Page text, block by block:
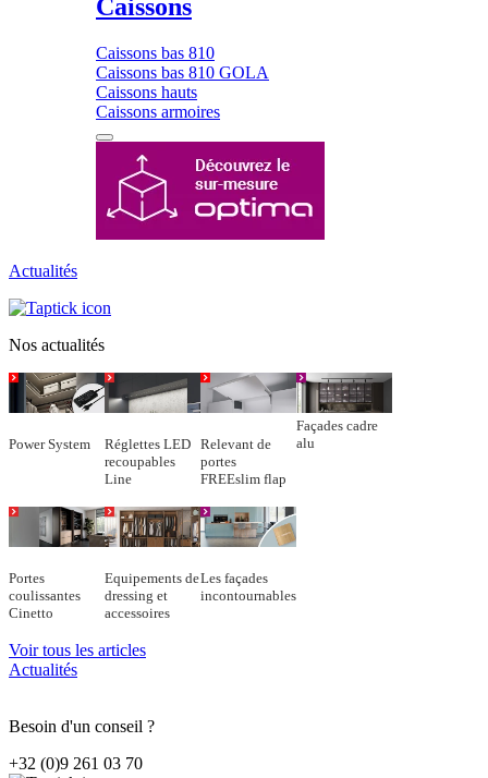
Caissons
Caissons bas 810
Caissons bas 810 GOLA
Caissons hauts
Caissons armoires
Actualités
Nos actualités
Power System
Réglettes LED
recoupables
Line
Relevant de
portes
FREEslim flap
Façades cadre
alu
Portes
coulissantes
Cinetto
Equipements de
dressing et
accessoires
Les façades
incontournables
Voir tous les articles
Actualités
Besoin d'un conseil ?
+32 (0)9 261 03 70